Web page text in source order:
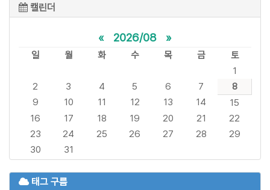
캘린더
« 2026/08 »
일 월 화 수 목 금
토
1
2
3 4 5 6 7
8
9
10 11 12 13 14
15
16
17 18 19 20 21
22
23
24 25 26 27 28
29
30
31
태그 구름